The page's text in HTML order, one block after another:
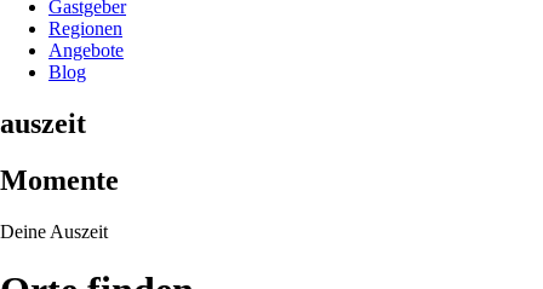
Gastgeber
Regionen
Angebote
Blog
auszeit
Momente
Deine Auszeit